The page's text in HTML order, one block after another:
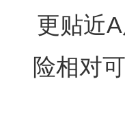
更贴近
险相对